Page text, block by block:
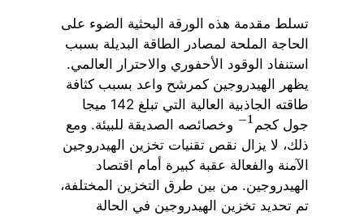
تسلط مقدمة هذه الورقة البحثية الضوء على
الحاجة الملحة لمصادر الطاقة البديلة بسبب
استنفاد الوقود الأحفوري والاحترار العالمي.
يظهر الهيدروجين كمرشح واعد بسبب كثافة
طاقته الجاذبية العالية التي تبلغ 142 ميجا
جول كجم −1
وخصائصه الصديقة للبيئة. ومع
ذلك، لا يزال نقص تقنيات تخزين الهيدروجين
الآمنة والفعالة عقبة كبيرة أمام اقتصاد
الهيدروجين. من بين طرق التخزين المختلفة،
تم تحديد تخزين الهيدروجين في الحالة